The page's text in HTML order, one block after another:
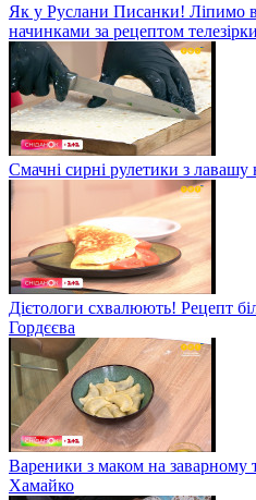
Як у Руслани Писанки! Ліпимо
начинками за рецептом телезірки
Смачні сирні рулетики з лавашу
Дієтологи схвалюють! Рецепт
Гордєєва
Вареники з маком на заварному
Хамайко